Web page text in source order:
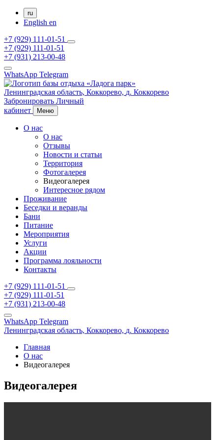
ru
English en
+7 (929) 111-01-51
+7 (929) 111-01-51
+7 (931) 213-00-48
WhatsApp Telegram
Ленинградская область, Коккорево, д. Коккорево
Забронировать Личный
кабинет
Меню
О нас
О нас
Отзывы
Новости и статьи
Территория
Фотогалерея
Видеогалерея
Интересное рядом
Проживание
Беседки и веранды
Бани
Питание
Мероприятия
Услуги
Акции
Программа лояльности
Контакты
+7 (929) 111-01-51
+7 (929) 111-01-51
+7 (931) 213-00-48
WhatsApp Telegram
Ленинградская область, Коккорево, д. Коккорево
Главная
О нас
Видеогалерея
Видеогалерея